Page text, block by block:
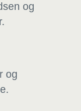
og
og